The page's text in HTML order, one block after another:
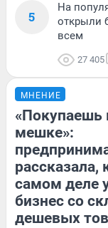
5
На
открыли
всем
27 405
МНЕНИЕ
«Покупаешь
мешке»:
рассказала,
самом деле
бизнес со
дешевых